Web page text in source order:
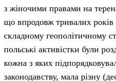
з жіночими правами на
що впродовж тривалих років
складному геополітичному
польські активістки були
кожна з яких
законодавству, мала різну